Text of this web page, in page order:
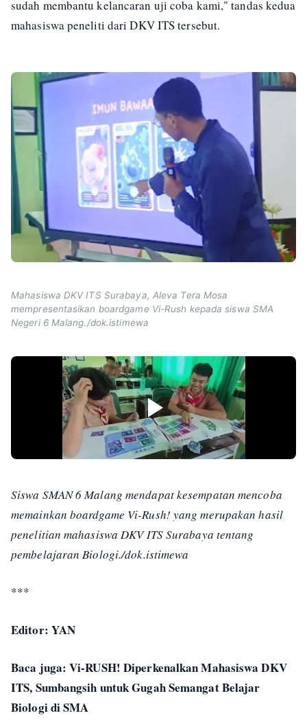
sudah membantu kelancaran uji coba kami," tandas kedua
mahasiswa peneliti dari DKV ITS tersebut.
Mahasiswa DKV ITS Surabaya, Aleva Tera Mosa
mempresentasikan boardgame Vi-Rush kepada siswa SMA
Negeri 6 Malang./dok.istimewa
Siswa SMAN 6 Malang mendapat kesempatan mencoba
memainkan boardgame Vi-Rush! yang merupakan hasil
penelitian mahasiswa DKV ITS Surabaya tentang
pembelajaran Biologi./dok.istimewa
***
Editor: YAN
Baca juga: Vi-RUSH! Diperkenalkan Mahasiswa DKV
ITS, Sumbangsih untuk Gugah Semangat Belajar
Biologi di SMA